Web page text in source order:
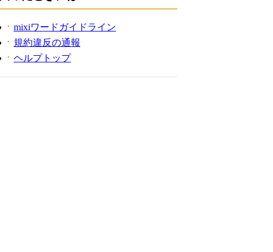
mixiワードガイドライン
規約違反の通報
ヘルプトップ